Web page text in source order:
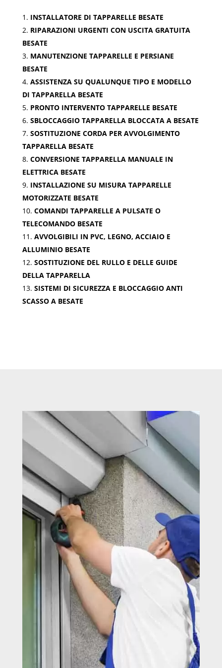
INSTALLATORE DI TAPPARELLE BESATE
RIPARAZIONI URGENTI CON USCITA GRATUITA
BESATE
MANUTENZIONE TAPPARELLE E PERSIANE
BESATE
ASSISTENZA SU QUALUNQUE TIPO E MODELLO
DI TAPPARELLA BESATE
PRONTO INTERVENTO TAPPARELLE BESATE
SBLOCCAGGIO TAPPARELLA BLOCCATA A BESATE
SOSTITUZIONE CORDA PER AVVOLGIMENTO
TAPPARELLA BESATE
CONVERSIONE TAPPARELLA MANUALE IN
ELETTRICA BESATE
INSTALLAZIONE SU MISURA TAPPARELLE
MOTORIZZATE BESATE
COMANDI TAPPARELLE A PULSATE O
TELECOMANDO BESATE
AVVOLGIBILI IN PVC, LEGNO, ACCIAIO E
ALLUMINIO BESATE
SOSTITUZIONE DEL RULLO E DELLE GUIDE
DELLA TAPPARELLA
SISTEMI DI SICUREZZA E BLOCCAGGIO ANTI
SCASSO A BESATE